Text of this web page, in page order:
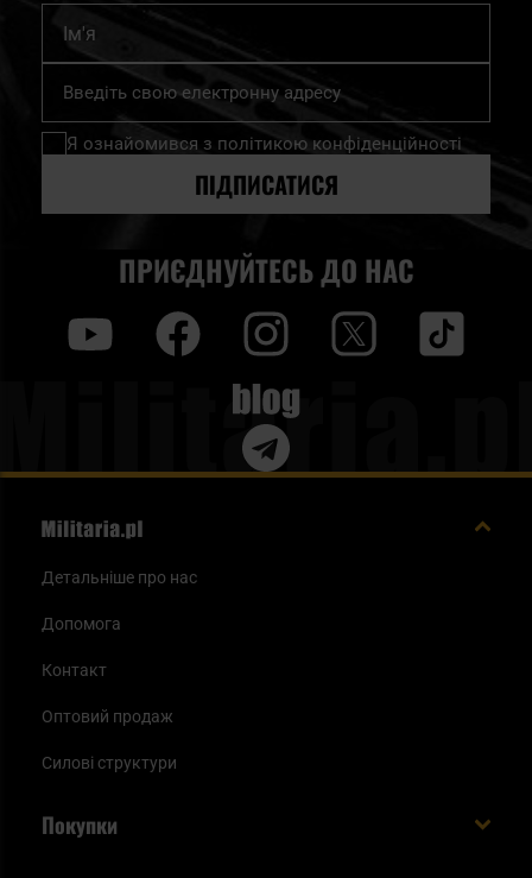
Підпишіться
нашу
розсилку
Я ознайомився з політикою конфіденційності
ПІДПИСАТИСЯ
ПРИЄДНУЙТЕСЬ ДО НАС
Blog
Детальніше про нас
Допомога
Контакт
Оптовий продаж
Силові структури
Покупки